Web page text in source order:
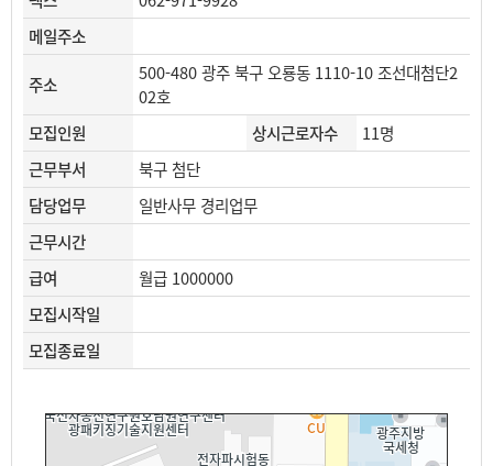
메일주소
주소
500-480 광주 북구 오룡동 1110-10 조선대첨단2
02호
모집인원
상시근로자수
11명
근무부서
북구 첨단
담당업무
일반사무 경리업무
근무시간
급여
월급 1000000
모집시작일
모집종료일